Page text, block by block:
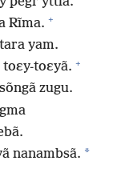
Rĩma. +
yam.
toɛy-toɛyã. +
zugu.
nanambsã. *